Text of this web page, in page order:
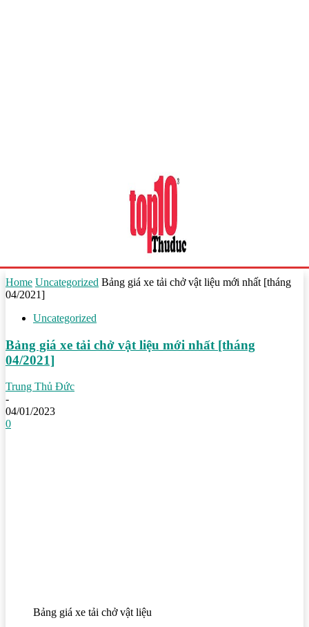
Home Uncategorized Bảng giá xe tải chở vật liệu mới nhất [tháng
04/2021]
Uncategorized
Bảng giá xe tải chở vật liệu mới nhất [tháng
04/2021]
Trung Thủ Đức
-
04/01/2023
0
Bảng giá xe tải chở vật liệu